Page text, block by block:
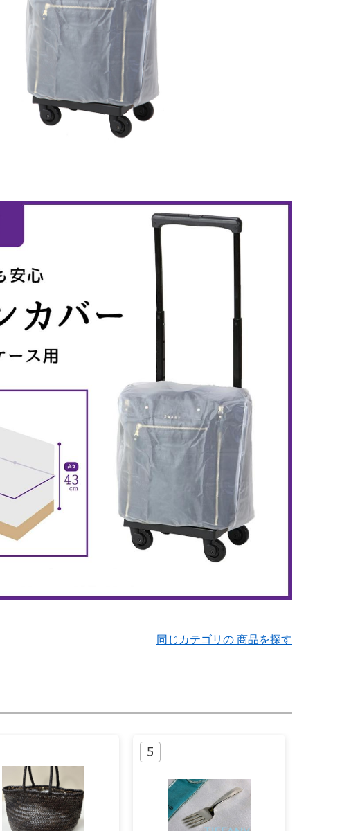
同じカテゴリの 商品を探す